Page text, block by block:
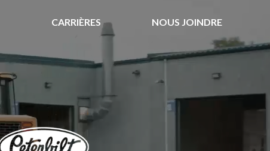
CARRIÈRES NOUS JOINDRE